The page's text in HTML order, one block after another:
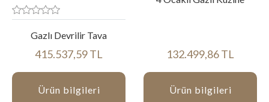
Gazlı Devrilir Tava
415.537,59 TL
Ürün bilgileri
132.499,86 TL
Ürün bilgileri